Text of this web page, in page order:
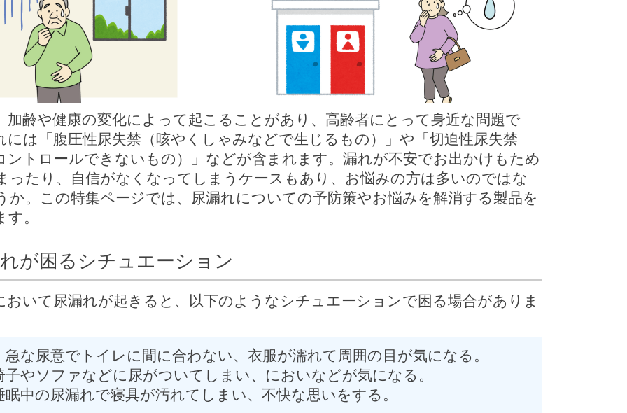
加齢や健康の変化によって起こることがあり、高齢者にとって身近な問題で
には「腹圧性尿失禁（咳やくしゃみなどで生じるもの）」や「切迫性尿失禁
ントロールできないもの）」などが含まれます。漏れが不安でお出かけもため
ったり、自信がなくなってしまうケースもあり、お悩みの方は多いのではな
か。この特集ページでは、尿漏れについての予防策やお悩みを解消する製品を
。
が困るシチュエーション
おいて尿漏れが起きると、以下のようなシチュエーションで困る場合がありま
急な尿意でトイレに間に合わない、衣服が濡れて周囲の目が気になる。
子やソファなどに尿がついてしまい、においなどが気になる。
眠中の尿漏れで寝具が汚れてしまい、不快な思いをする。